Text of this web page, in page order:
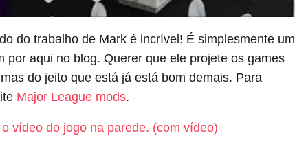
do trabalho de Mark é incrível! É simplesmente um
por aqui no blog. Querer que ele projete os games
do jeito que está já está bom demais. Para
Major League mods.